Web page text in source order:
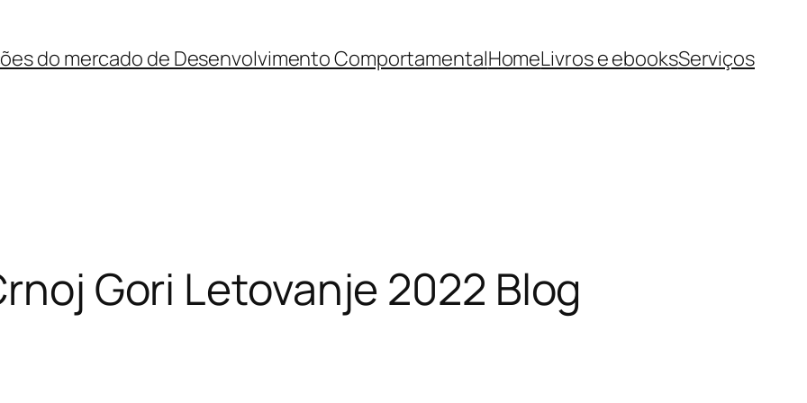
do mercado de Desenvolvimento ComportamentalHomeLivros e ebooksServiços
Gori Letovanje 2022 Blog